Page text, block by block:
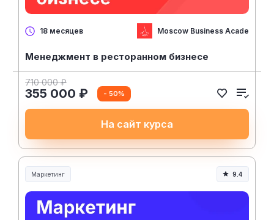
18 месяцев Moscow Business Academy
Менеджмент в ресторанном бизнесе
710 000 ₽
355 000 ₽ - 50%
На сайт курса
Маркетинг 9.4